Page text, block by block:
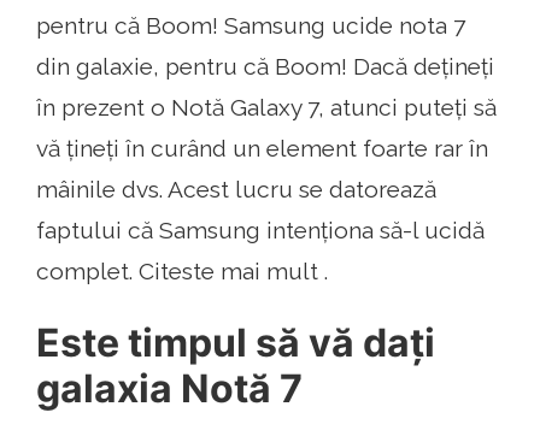
pentru că Boom! Samsung ucide nota 7
din galaxie, pentru că Boom! Dacă dețineți
în prezent o Notă Galaxy 7, atunci puteți să
vă țineți în curând un element foarte rar în
mâinile dvs. Acest lucru se datorează
faptului că Samsung intenționa să-l ucidă
complet. Citeste mai mult .
Este timpul să vă dați
galaxia Notă 7